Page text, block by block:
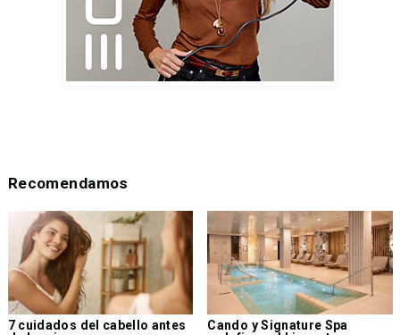
Recomendamos
7 cuidados del cabello antes
Cando y Signature Spa